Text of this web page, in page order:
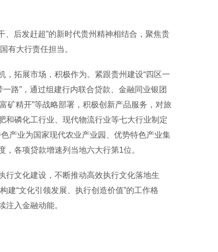
后发赶超”的新时代贵州精神相结合，聚焦贵
有大行责任担当。
拓展市场，积极作为。紧跟贵州建设“四区一
路”，通过组建行内联合贷款、金融同业银团
矿精开”等战略部署，积极创新产品服务，对旅
和磷化工行业、现代物流行业等七大行业制定
产业为国家现代农业产业园、优势特色产业集
各项贷款增速列当地六大行第1位。
文化建设，不断推动高效执行文化落地生
建“文化引领发展、执行创造价值”的工作格
注入金融动能。